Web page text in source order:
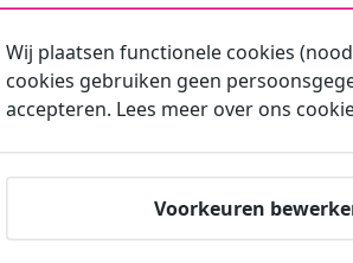
het e-mailadres in waarmee je
ook een cursist?
Wij plaatsen functionele cookies
cookies gebruiken geen
accepteren. Lees meer over ons
Voorkeuren